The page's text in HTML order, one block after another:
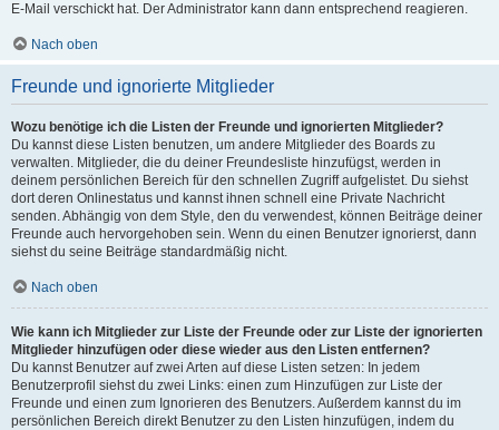
E-Mail verschickt hat. Der Administrator kann dann entsprechend reagieren.
Nach oben
Freunde und ignorierte Mitglieder
Wozu benötige ich die Listen der Freunde und ignorierten Mitglieder?
Du kannst diese Listen benutzen, um andere Mitglieder des Boards zu
verwalten. Mitglieder, die du deiner Freundesliste hinzufügst, werden in
deinem persönlichen Bereich für den schnellen Zugriff aufgelistet. Du siehst
dort deren Onlinestatus und kannst ihnen schnell eine Private Nachricht
senden. Abhängig von dem Style, den du verwendest, können Beiträge deiner
Freunde auch hervorgehoben sein. Wenn du einen Benutzer ignorierst, dann
siehst du seine Beiträge standardmäßig nicht.
Nach oben
Wie kann ich Mitglieder zur Liste der Freunde oder zur Liste der ignorierten
Mitglieder hinzufügen oder diese wieder aus den Listen entfernen?
Du kannst Benutzer auf zwei Arten auf diese Listen setzen: In jedem
Benutzerprofil siehst du zwei Links: einen zum Hinzufügen zur Liste der
Freunde und einen zum Ignorieren des Benutzers. Außerdem kannst du im
persönlichen Bereich direkt Benutzer zu den Listen hinzufügen, indem du